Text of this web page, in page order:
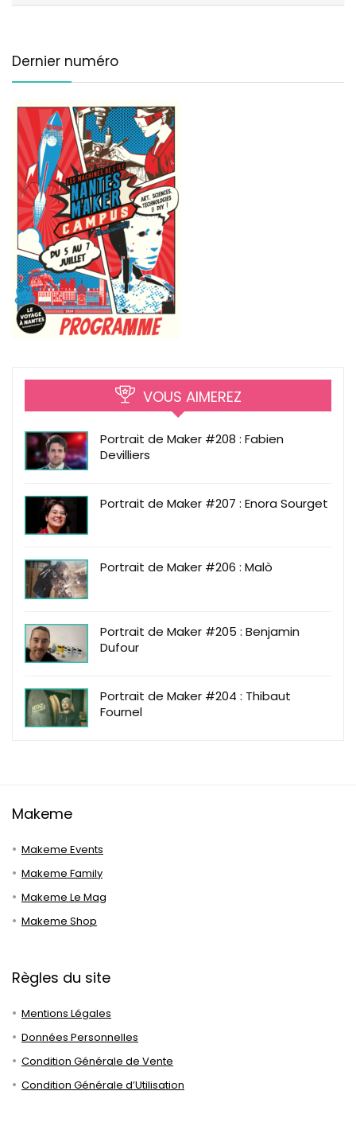
Dernier numéro
VOUS AIMEREZ
Portrait de Maker #208 : Fabien
Devilliers
Portrait de Maker #207 : Enora Sourget
Portrait de Maker #206 : Malò
Portrait de Maker #205 : Benjamin
Dufour
Portrait de Maker #204 : Thibaut
Fournel
Makeme
Makeme Events
Makeme Family
Makeme Le Mag
Makeme Shop
Règles du site
Mentions Légales
Données Personnelles
Condition Générale de Vente
Condition Générale d’Utilisation